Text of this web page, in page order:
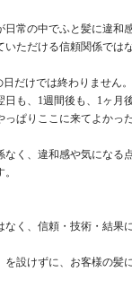
常の中でふと髪に違和
いただける信頼関係では
だけでは終わりません。
も、1週間後も、1ヶ月後
っぱりここに来てよかっ
く、違和感や気になる
く、信頼・技術・結果
設けずに、お客様の髪